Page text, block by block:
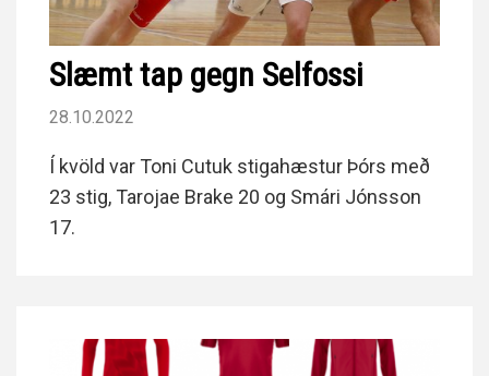
Slæmt tap gegn Selfossi
28.10.2022
Í kvöld var Toni Cutuk stigahæstur Þórs með
23 stig, Tarojae Brake 20 og Smári Jónsson
17.